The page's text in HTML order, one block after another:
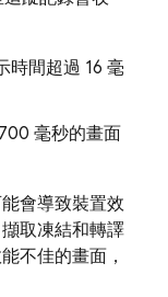
時間超過 16 毫
毫秒的畫面
會導致裝置效
取凍結和轉譯
不佳的畫面，